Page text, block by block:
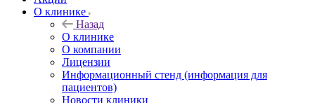
О клинике
Назад
О клинике
О компании
Лицензии
Информационный стенд (информация для
пациентов)
Новости клиники